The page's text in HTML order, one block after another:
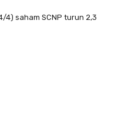
saham SCNP turun 2,3